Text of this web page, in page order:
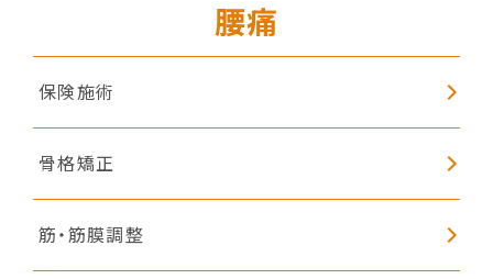
腰痛
保険施術
骨格矯正
筋・筋膜調整